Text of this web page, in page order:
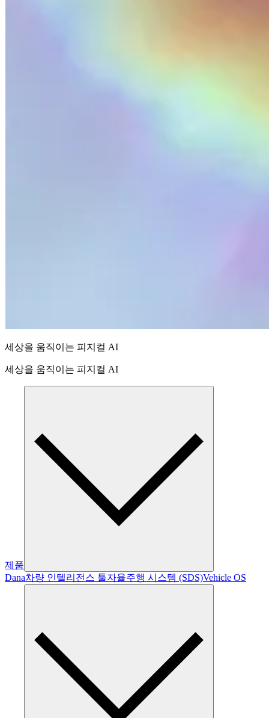
세상을 움직이는 피지컬 AI
세상을 움직이는 피지컬 AI
제품
Dana차량 인텔리전스 툴자율주행 시스템 (SDS)Vehicle OS